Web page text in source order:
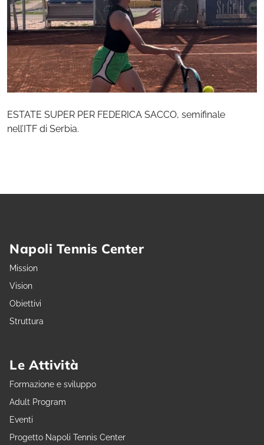
ESTATE SUPER PER FEDERICA SACCO, semifinale
nell’ITF di Serbia.
Napoli Tennis Center
Mission
Vision
Obiettivi
Struttura
Le Attività
Formazione e sviluppo
Adult Program
Eventi
Progetto Napoli Tennis Center